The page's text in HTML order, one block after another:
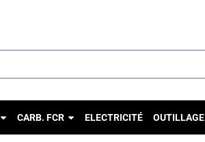
CARB. FCR ELECTRICITÉ OUTILLAGE